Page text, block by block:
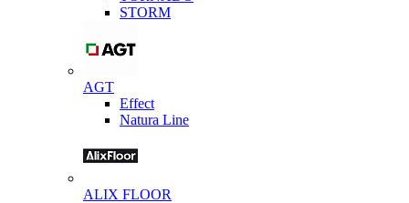
STORM
AGT
Effect
Natura Line
ALIX FLOOR